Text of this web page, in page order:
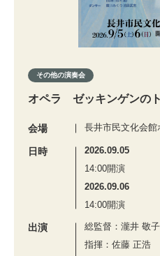
その他の演奏会
オペラ ゼッキンゲンの
会場 長井市民文化会館
日時
2026.09.05
14:00開演
2026.09.06
14:00開演
出演
総監督：瀧井 敬子
指揮：佐藤 正浩